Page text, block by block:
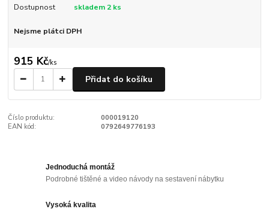
Dostupnost skladem 2 ks
Nejsme plátci DPH
915 Kč/ks
Přidat do košíku
Číslo produktu:
000019120
EAN kód:
0792649776193
Jednoduchá montáž
Podrobné tištěné a video návody na sestavení nábytku
Vysoká kvalita